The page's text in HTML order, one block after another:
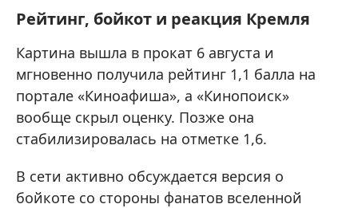
Рейтинг, бойкот и реакция Кремля
Картина вышла в прокат 6 августа и
мгновенно получила рейтинг 1,1 балла на
портале «Киноафиша», а «Кинопоиск»
вообще скрыл оценку. Позже она
стабилизировалась на отметке 1,6.
В сети активно обсуждается версия о
бойкоте со стороны фанатов вселенной